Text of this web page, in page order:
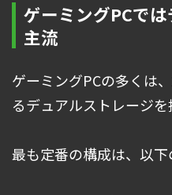
ゲーミングPCで
主流
ゲーミングPCの多くは
るデュアルストレージを
最も定番の構成は、以下